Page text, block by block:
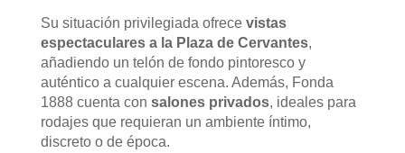
Su situación privilegiada ofrece vistas
espectaculares a la Plaza de Cervantes,
añadiendo un telón de fondo pintoresco y
auténtico a cualquier escena. Además, Fonda
1888 cuenta con salones privados, ideales para
rodajes que requieran un ambiente íntimo,
discreto o de época.